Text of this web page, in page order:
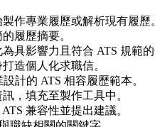
作專業履歷或解析現有履歷
履歷摘要。
具影響力且符合 ATS 規範的
造個人化求職信。
計的 ATS 相容履歷範本。
，填充至製作工具中。
兼容性並提出建議。